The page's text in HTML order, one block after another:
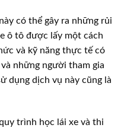
có thể gây ra những rủi
ô tô được lấy một cách
và kỹ năng thực tế có
những người tham gia
dụng dịch vụ này cũng là
trình học lái xe và thi